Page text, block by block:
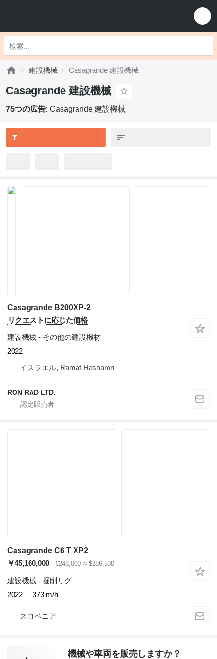
建設機械 Casagrande 建設機械
Casagrande 建設機械
75つの広告: Casagrande 建設機械
Casagrande B200XP-2
リクエストに応じた価格
建設機械 - その他の建設機材
2022
イスラエル, Ramat Hasharon
RON RAD LTD.
Casagrande C6 T XP2
￥45,160,000
€248,000 ≈ $286,500
建設機械 - 掘削リグ
2022
373 m/h
スロベニア
機械や車両を販売しますか？